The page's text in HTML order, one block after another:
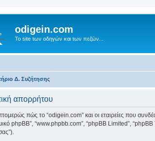
odigein.com
Το site των οδηγών και των πεζών...
Δ. Συζήτησης
απορρήτου
πώς το “odigein.com” και οι εταιρείες που
phpBB”, “www.phpbb.com”, “phpBB Limited”,